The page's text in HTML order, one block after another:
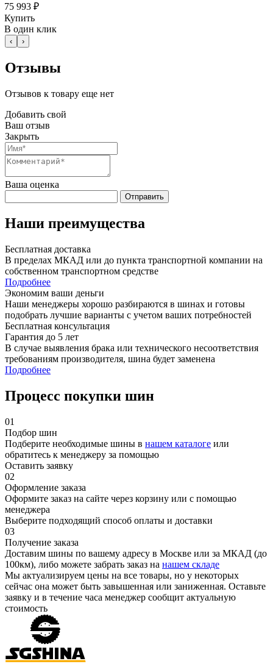
75 993 ₽
Купить
В один клик
‹ ›
Отзывы
Отзывов к товару еще нет
Добавить свой
Ваш отзыв
Закрыть
Ваша оценка
Отправить
Наши преимущества
Бесплатная доставка
В пределах МКАД или до пункта транспортной компании на
собственном транспортном средстве
Подробнее
Экономим ваши деньги
Наши менеджеры хорошо разбираются в шинах и готовы
подобрать лучшие варианты с учетом ваших потребностей
Бесплатная консультация
Гарантия до 5 лет
В случае выявления брака или технического несоответствия
требованиям производителя, шина будет заменена
Подробнее
Процесс покупки шин
01
Подбор шин
Подберите необходимые шины в нашем каталоге или
обратитесь к менеджеру за помощью
Оставить заявку
02
Оформление заказа
Оформите заказ на сайте через корзину или с помощью
менеджера
Выберите подходящий способ оплаты и доставки
03
Получение заказа
Доставим шины по вашему адресу в Москве или за МКАД (до
100км), либо можете забрать заказ на нашем складе
Мы актуализируем цены на все товары, но у некоторых
сейчас она может быть завышенная или заниженная. Оставьте
заявку и в течение часа менеджер сообщит актуальную
стоимость